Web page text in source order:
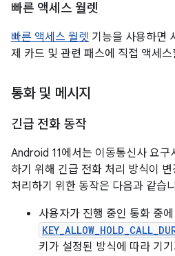
빠른 액세스 월렛
빠른 액세스 월렛 기능을 사용하면
제 카드 및 관련 패스에 직접 액세
통화 및 메시지
긴급 전화 동작
Android 11에서는 이동통신사 요구
하기 위해 긴급 전화 처리 방식이
처리하기 위한 동작은 다음과 같습
사용자가 진행 중인 통화 중
키가 설정된 방식에 따라 기